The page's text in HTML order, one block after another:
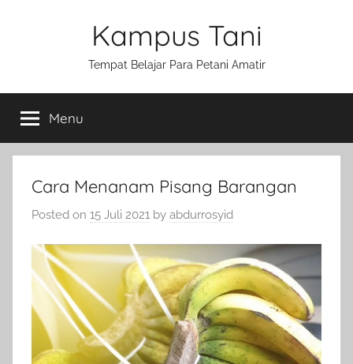
Kampus Tani
Tempat Belajar Para Petani Amatir
Menu
Cara Menanam Pisang Barangan
Posted on 15 Juli 2021 by abdurrosyid